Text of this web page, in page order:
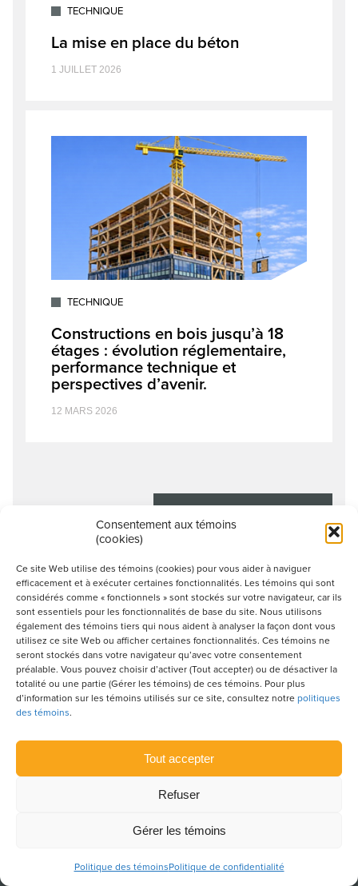
Consentement aux témoins
(cookies)
Ce site Web utilise des témoins (cookies) pour vous aider à naviguer
efficacement et à exécuter certaines fonctionnalités. Les témoins qui sont
considérés comme « fonctionnels » sont stockés sur votre navigateur, car ils
sont essentiels pour les fonctionnalités de base du site. Nous utilisons
également des témoins tiers qui nous aident à analyser la façon dont vous
utilisez ce site Web ou afficher certaines fonctionnalités. Ces témoins ne
seront stockés dans votre navigateur qu’avec votre consentement
préalable. Vous pouvez choisir d’activer (Tout accepter) ou de désactiver la
totalité ou une partie (Gérer les témoins) de ces témoins. Pour plus
d’information sur les témoins utilisés sur ce site, consultez notre politiques
des témoins.
Tout accepter
Refuser
Gérer les témoins
Politique des témoinsPolitique de confidentialité
TECHNIQUE
La mise en place du béton
1 JUILLET 2026
TECHNIQUE
Constructions en bois jusqu’à 18
étages : évolution réglementaire,
performance technique et
perspectives d’avenir.
12 MARS 2026
Produit par l’Association de la construction du
POUR S’ABONNER À NOTRE INFOLETTRE